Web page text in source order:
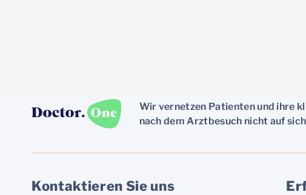
Wir vernetzen Patienten und ihre
nach dem Arztbesuch nicht auf
Kontaktieren Sie uns